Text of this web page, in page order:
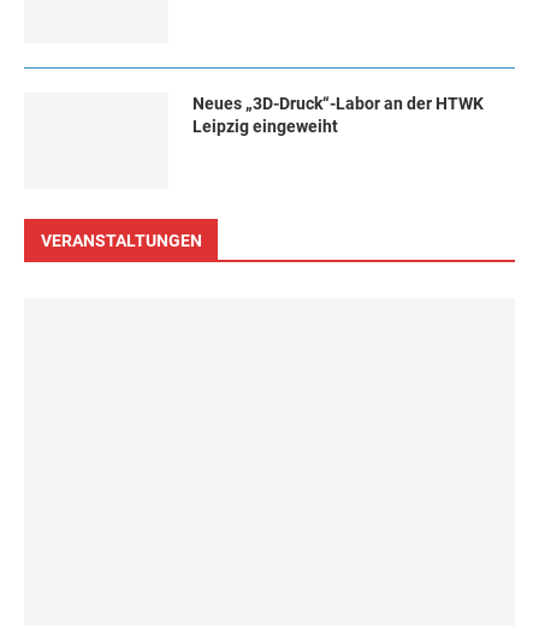
Neues „3D-Druck“-Labor an der HTWK
Leipzig eingeweiht
VERANSTALTUNGEN